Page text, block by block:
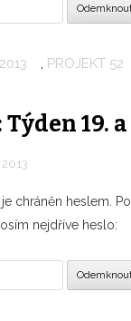
2013 , PROJEKT 52
19. a
2013
chráněn heslem.
nejdříve heslo: